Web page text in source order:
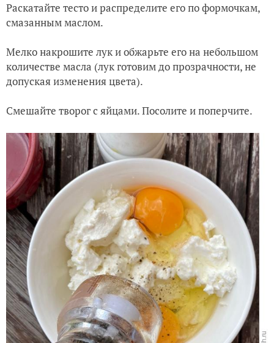
Раскатайте тесто и распределите его по формочкам,
смазанным маслом.
Мелко накрошите лук и обжарьте его на небольшом
количестве масла (лук готовим до прозрачности, не
допуская изменения цвета).
Смешайте творог с яйцами. Посолите и поперчите.